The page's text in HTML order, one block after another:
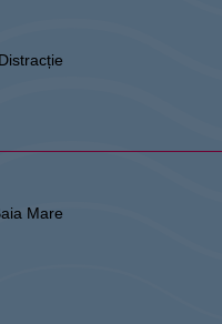
» Distracție
Mare